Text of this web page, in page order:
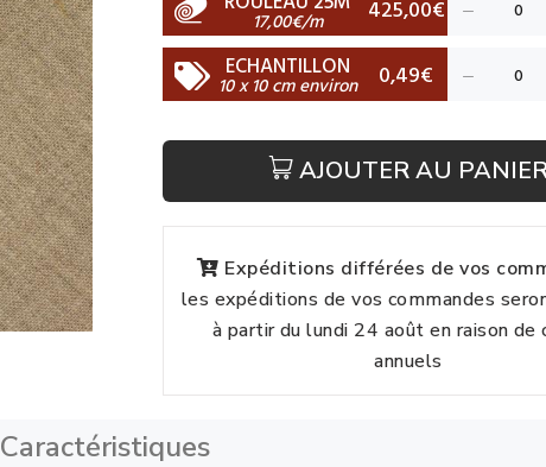
17,00€/m 425,00€
ECHANTILLON
10 x 10 cm environ 0,49€
AJOUTER AU
Expéditions différées de vos
les expéditions de vos commandes
à partir du lundi 24 août en raison de
annuels
Caractéristiques